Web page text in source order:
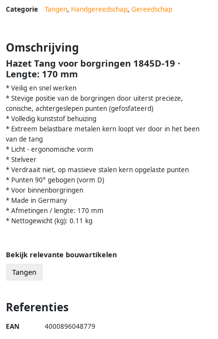
Categorie Tangen, Handgereedschap, Gereedschap
Omschrijving
Hazet Tang voor borgringen 1845D-19 ·
Lengte: 170 mm
* Veilig en snel werken
* Stevige positie van de borgringen door uiterst precieze,
conische, achtergeslepen punten (gefosfateerd)
* Volledig kunststof behuizing
* Extreem belastbare metalen kern loopt ver door in het been
van de tang
* Licht - ergonomische vorm
* Stelveer
* Verdraait niet, op massieve stalen kern opgelaste punten
* Punten 90° gebogen (vorm D)
* Voor binnenborgringen
* Made in Germany
* Afmetingen / lengte: 170 mm
* Nettogewicht (kg): 0.11 kg
Bekijk relevante bouwartikelen
Tangen
Referenties
EAN 4000896048779